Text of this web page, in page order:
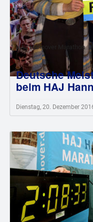
HAJ Hannover Marathon
Deutsche
beim HAJ
Dienstag, 20. Dezember